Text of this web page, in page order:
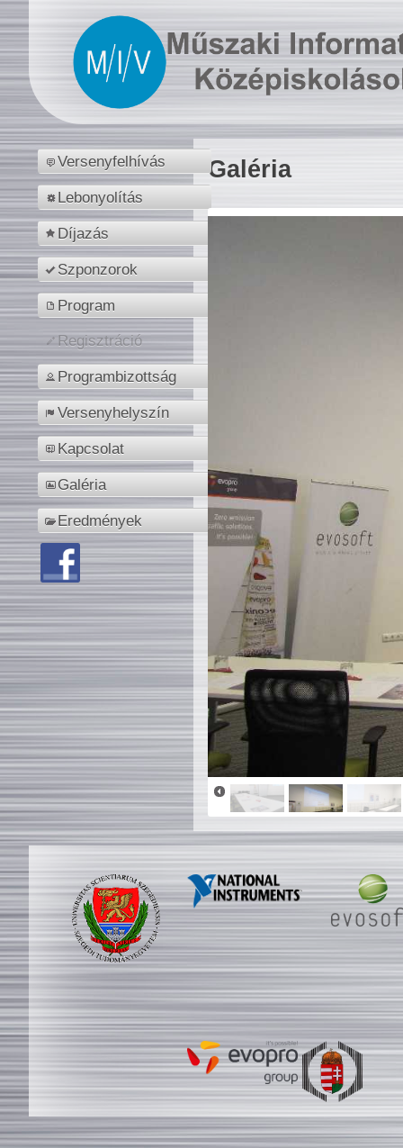
Versenyfelhívás
Lebonyolítás
Díjazás
Szponzorok
Program
Regisztráció
Programbizottság
Versenyhelyszín
Kapcsolat
Galéria
Eredmények
Galéria